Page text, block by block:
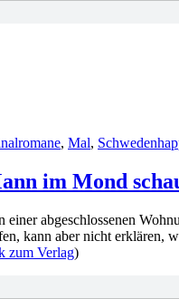
, Mal,
im Mond
abgeschlossenen
kann aber nicht
zum Verlag)